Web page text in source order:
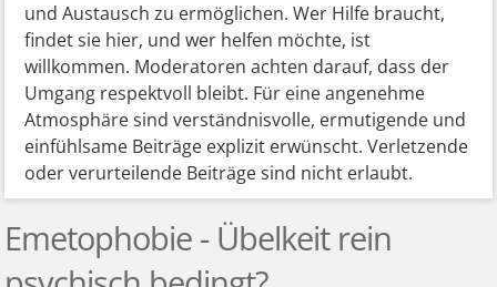
und Austausch zu ermöglichen. Wer Hilfe braucht,
findet sie hier, und wer helfen möchte, ist
willkommen. Moderatoren achten darauf, dass der
Umgang respektvoll bleibt. Für eine angenehme
Atmosphäre sind verständnisvolle, ermutigende und
einfühlsame Beiträge explizit erwünscht. Verletzende
oder verurteilende Beiträge sind nicht erlaubt.
Emetophobie - Übelkeit rein